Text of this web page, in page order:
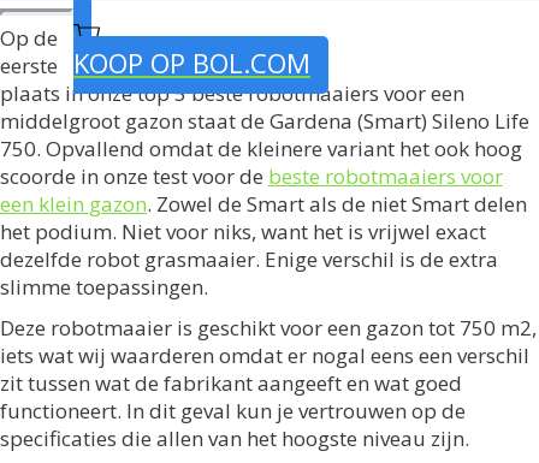
KOOP OP BOL.COM
Op de
eerste
plaats in onze top 5 beste robotmaaiers voor een
middelgroot gazon staat de Gardena (Smart) Sileno Life
750. Opvallend omdat de kleinere variant het ook hoog
scoorde in onze test voor de beste robotmaaiers voor
een klein gazon. Zowel de Smart als de niet Smart delen
het podium. Niet voor niks, want het is vrijwel exact
dezelfde robot grasmaaier. Enige verschil is de extra
slimme toepassingen.
Deze robotmaaier is geschikt voor een gazon tot 750 m2,
iets wat wij waarderen omdat er nogal eens een verschil
zit tussen wat de fabrikant aangeeft en wat goed
functioneert. In dit geval kun je vertrouwen op de
specificaties die allen van het hoogste niveau zijn.